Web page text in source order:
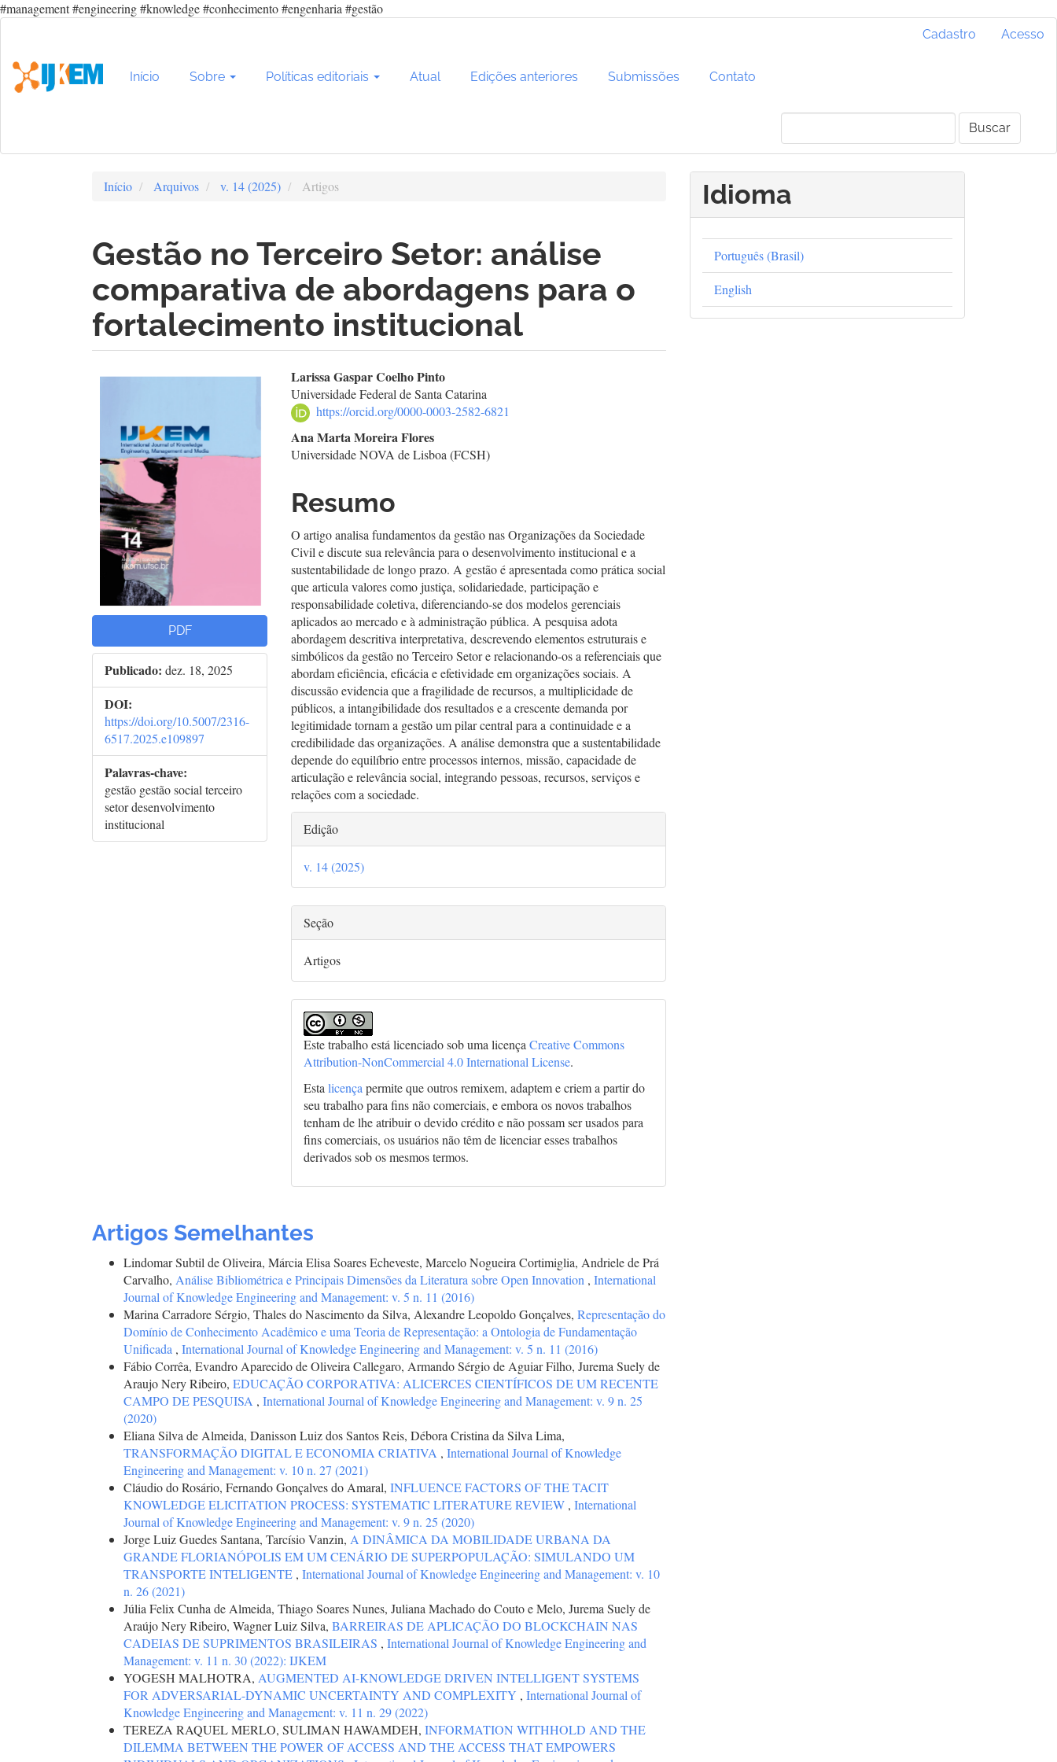
#management #engineering #knowledge #conhecimento #engenharia #gestão
Conteúdo
principal
Barra
Cadastro Acesso
Início Sobre Políticas editoriais Atual Edições anteriores Submissões Contato
Buscar
Início Arquivos v. 14 (2025) Artigos
Gestão no Terceiro Setor: análise
comparativa de abordagens para o
fortalecimento institucional
Barra
de
artigos
PDF
Publicado: dez. 18, 2025
DOI:
https://doi.org/10.5007/2316-
6517.2025.e109897
Palavras-chave:
gestão gestão social terceiro
setor desenvolvimento
institucional
Conteúdo
do
artigo
principal
Larissa Gaspar Coelho Pinto
Universidade Federal de Santa Catarina
https://orcid.org/0000-0003-2582-6821
Ana Marta Moreira Flores
Universidade NOVA de Lisboa (FCSH)
Resumo
O artigo analisa fundamentos da gestão nas Organizações da Sociedade
Civil e discute sua relevância para o desenvolvimento institucional e a
sustentabilidade de longo prazo. A gestão é apresentada como prática social
que articula valores como justiça, solidariedade, participação e
responsabilidade coletiva, diferenciando-se dos modelos gerenciais
aplicados ao mercado e à administração pública. A pesquisa adota
abordagem descritiva interpretativa, descrevendo elementos estruturais e
simbólicos da gestão no Terceiro Setor e relacionando-os a referenciais que
abordam eficiência, eficácia e efetividade em organizações sociais. A
discussão evidencia que a fragilidade de recursos, a multiplicidade de
públicos, a intangibilidade dos resultados e a crescente demanda por
legitimidade tornam a gestão um pilar central para a continuidade e a
credibilidade das organizações. A análise demonstra que a sustentabilidade
depende do equilíbrio entre processos internos, missão, capacidade de
articulação e relevância social, integrando pessoas, recursos, serviços e
relações com a sociedade.
Detalhes
do
artigo
Edição
v. 14 (2025)
Seção
Artigos
Este trabalho está licenciado sob uma licençaCreative Commons
Attribution-NonCommercial 4.0 International License.
Estalicençapermite que outros remixem, adaptem e criem a partir do
seu trabalho para fins não comerciais, e embora os novos trabalhos
tenham de lhe atribuir o devido crédito e não possam ser usados para
fins comerciais, os usuários não têm de licenciar esses trabalhos
derivados sob os mesmos termos.
Artigos Semelhantes
Lindomar Subtil de Oliveira, Márcia Elisa Soares Echeveste, Marcelo Nogueira Cortimiglia, Andriele de Prá
Carvalho, Análise Bibliométrica e Principais Dimensões da Literatura sobre Open Innovation , International
Journal of Knowledge Engineering and Management: v. 5 n. 11 (2016)
Marina Carradore Sérgio, Thales do Nascimento da Silva, Alexandre Leopoldo Gonçalves, Representação do
Domínio de Conhecimento Acadêmico e uma Teoria de Representação: a Ontologia de Fundamentação
Unificada , International Journal of Knowledge Engineering and Management: v. 5 n. 11 (2016)
Fábio Corrêa, Evandro Aparecido de Oliveira Callegaro, Armando Sérgio de Aguiar Filho, Jurema Suely de
Araujo Nery Ribeiro, EDUCAÇÃO CORPORATIVA: ALICERCES CIENTÍFICOS DE UM RECENTE
CAMPO DE PESQUISA , International Journal of Knowledge Engineering and Management: v. 9 n. 25
(2020)
Eliana Silva de Almeida, Danisson Luiz dos Santos Reis, Débora Cristina da Silva Lima,
TRANSFORMAÇÃO DIGITAL E ECONOMIA CRIATIVA , International Journal of Knowledge
Engineering and Management: v. 10 n. 27 (2021)
Cláudio do Rosário, Fernando Gonçalves do Amaral, INFLUENCE FACTORS OF THE TACIT
KNOWLEDGE ELICITATION PROCESS: SYSTEMATIC LITERATURE REVIEW , International
Journal of Knowledge Engineering and Management: v. 9 n. 25 (2020)
Jorge Luiz Guedes Santana, Tarcísio Vanzin, A DINÂMICA DA MOBILIDADE URBANA DA
GRANDE FLORIANÓPOLIS EM UM CENÁRIO DE SUPERPOPULAÇÃO: SIMULANDO UM
TRANSPORTE INTELIGENTE , International Journal of Knowledge Engineering and Management: v. 10
n. 26 (2021)
Júlia Felix Cunha de Almeida, Thiago Soares Nunes, Juliana Machado do Couto e Melo, Jurema Suely de
Araújo Nery Ribeiro, Wagner Luiz Silva, BARREIRAS DE APLICAÇÃO DO BLOCKCHAIN NAS
CADEIAS DE SUPRIMENTOS BRASILEIRAS , International Journal of Knowledge Engineering and
Management: v. 11 n. 30 (2022): IJKEM
YOGESH MALHOTRA, AUGMENTED AI-KNOWLEDGE DRIVEN INTELLIGENT SYSTEMS
FOR ADVERSARIAL-DYNAMIC UNCERTAINTY AND COMPLEXITY , International Journal of
Knowledge Engineering and Management: v. 11 n. 29 (2022)
TEREZA RAQUEL MERLO, SULIMAN HAWAMDEH, INFORMATION WITHHOLD AND THE
DILEMMA BETWEEN THE POWER OF ACCESS AND THE ACCESS THAT EMPOWERS
Idioma
Português (Brasil)
English